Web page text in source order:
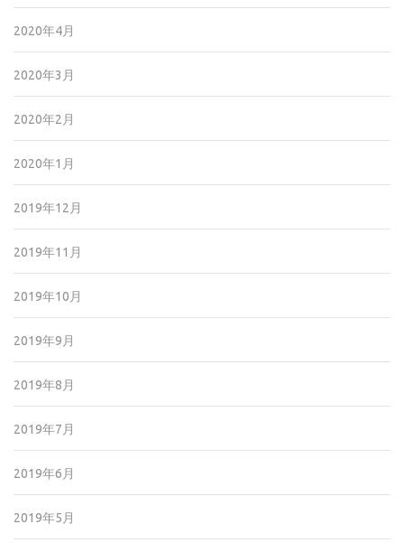
2020年4月
2020年3月
2020年2月
2020年1月
2019年12月
2019年11月
2019年10月
2019年9月
2019年8月
2019年7月
2019年6月
2019年5月